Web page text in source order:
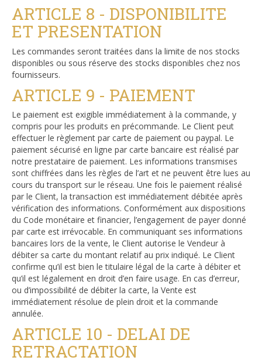
ARTICLE 8 - DISPONIBILITE
ET PRESENTATION
Les commandes seront traitées dans la limite de nos stocks
disponibles ou sous réserve des stocks disponibles chez nos
fournisseurs.
ARTICLE 9 - PAIEMENT
Le paiement est exigible immédiatement à la commande, y
compris pour les produits en précommande. Le Client peut
effectuer le règlement par carte de paiement ou paypal. Le
paiement sécurisé en ligne par carte bancaire est réalisé par
notre prestataire de paiement. Les informations transmises
sont chiffrées dans les règles de l’art et ne peuvent être lues au
cours du transport sur le réseau. Une fois le paiement réalisé
par le Client, la transaction est immédiatement débitée après
vérification des informations. Conformément aux dispositions
du Code monétaire et financier, l’engagement de payer donné
par carte est irrévocable. En communiquant ses informations
bancaires lors de la vente, le Client autorise le Vendeur à
débiter sa carte du montant relatif au prix indiqué. Le Client
confirme qu’il est bien le titulaire légal de la carte à débiter et
qu’il est légalement en droit d’en faire usage. En cas d’erreur,
ou d’impossibilité de débiter la carte, la Vente est
immédiatement résolue de plein droit et la commande
annulée.
ARTICLE 10 - DELAI DE
RETRACTATION